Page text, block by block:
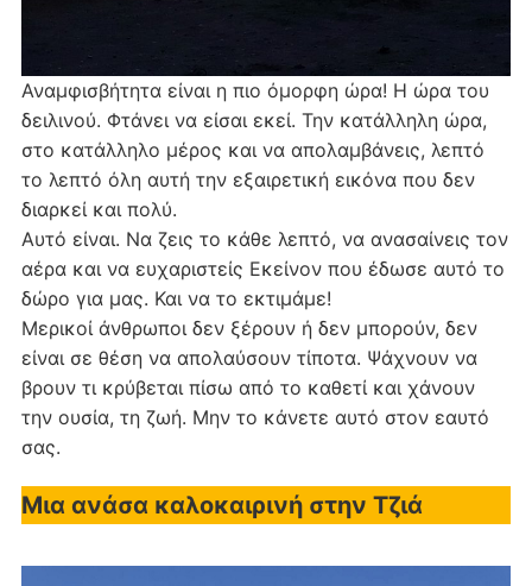
Αναμφισβήτητα είναι η πιο όμορφη ώρα! Η ώρα του
δειλινού. Φτάνει να είσαι εκεί. Την κατάλληλη ώρα,
στο κατάλληλο μέρος και να απολαμβάνεις, λεπτό
το λεπτό όλη αυτή την εξαιρετική εικόνα που δεν
διαρκεί και πολύ.
Αυτό είναι. Να ζεις το κάθε λεπτό, να ανασαίνεις τον
αέρα και να ευχαριστείς Εκείνον που έδωσε αυτό το
δώρο για μας. Και να το εκτιμάμε!
Μερικοί άνθρωποι δεν ξέρουν ή δεν μπορούν, δεν
είναι σε θέση να απολαύσουν τίποτα. Ψάχνουν να
βρουν τι κρύβεται πίσω από το καθετί και χάνουν
την ουσία, τη ζωή. Μην το κάνετε αυτό στον εαυτό
σας.
Μια ανάσα καλοκαιρινή στην Τζιά